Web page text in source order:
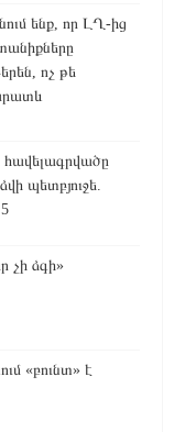
ենք, որ ԼՂ-ից
ոչ թե
պետբյուջե.
չի ձգի»
«բունտ» է